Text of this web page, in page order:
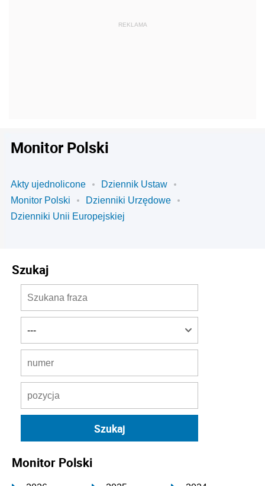
Monitor Polski
Akty ujednolicone
Dziennik Ustaw
Monitor Polski
Dzienniki Urzędowe
Dzienniki Unii Europejskiej
Szukaj
Monitor Polski